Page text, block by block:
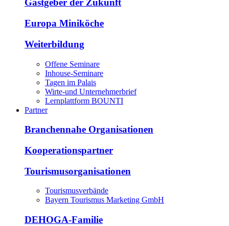
Gastgeber der Zukunft
Europa Miniköche
Weiterbildung
Offene Seminare
Inhouse-Seminare
Tagen im Palais
Wirte-und Unternehmerbrief
Lernplattform BOUNTI
Partner
Branchennahe Organisationen
Kooperationspartner
Tourismusorganisationen
Tourismusverbände
Bayern Tourismus Marketing GmbH
DEHOGA-Familie